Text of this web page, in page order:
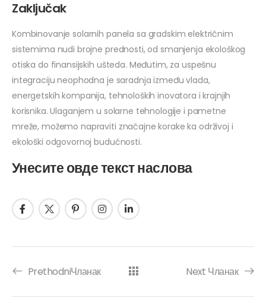
Zaključak
Kombinovanje solarnih panela sa gradskim električnim
sistemima nudi brojne prednosti, od smanjenja ekološkog
otiska do finansijskih ušteda. Međutim, za uspešnu
integraciju neophodna je saradnja između vlada,
energetskih kompanija, tehnoloških inovatora i krajnjih
korisnika. Ulaganjem u solarne tehnologije i pametne
mreže, možemo napraviti značajne korake ka održivoj i
ekološki odgovornoj budućnosti.
Унесите овде текст наслова
PrethodniЧланак Next Чланак